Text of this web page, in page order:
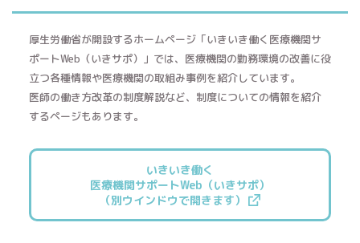
厚生労働省が開設するホームページ「いきいき働く医療機関サ
ポートWeb（いきサポ）」では、医療機関の勤務環境の改善に役
立つ各種情報や医療機関の取組み事例を紹介しています。
医師の働き方改革の制度解説など、制度についての情報を紹介
するページもあります。
いきいき働く
医療機関サポートWeb（いきサポ）
（別ウインドウで開きます）